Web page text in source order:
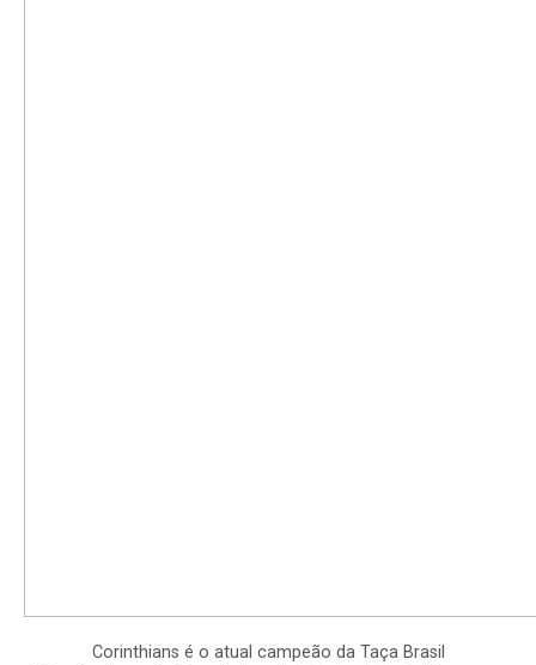
Corinthians é o atual campeão da Taça Brasil